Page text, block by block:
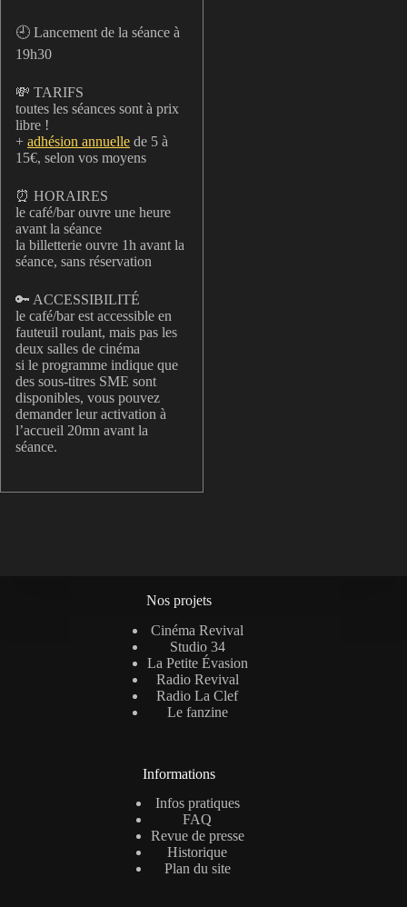
🕘 Lancement de la séance à
19h30
💸 TARIFS
toutes les séances sont à prix
libre !
+ adhésion annuelle de 5 à
15€, selon vos moyens
⏰ HORAIRES
le café/bar ouvre une heure
avant la séance
la billetterie ouvre 1h avant la
séance, sans réservation
🔑 ACCESSIBILITÉ
le café/bar est accessible en
fauteuil roulant, mais pas les
deux salles de cinéma
si le programme indique que
des sous-titres SME sont
disponibles, vous pouvez
demander leur activation à
l’accueil 20mn avant la
séance.
Nos projets
Cinéma Revival
Studio 34
La Petite Évasion
Radio Revival
Radio La Clef
Le fanzine
Informations
Infos pratiques
FAQ
Revue de presse
Historique
Plan du site